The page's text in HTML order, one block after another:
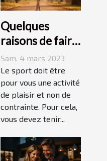
Quelques
raisons de faire
du sport
Sam. 4 mars 2023
Le sport doit être
pour vous une activité
de plaisir et non de
contrainte. Pour cela,
vous devez tenir...